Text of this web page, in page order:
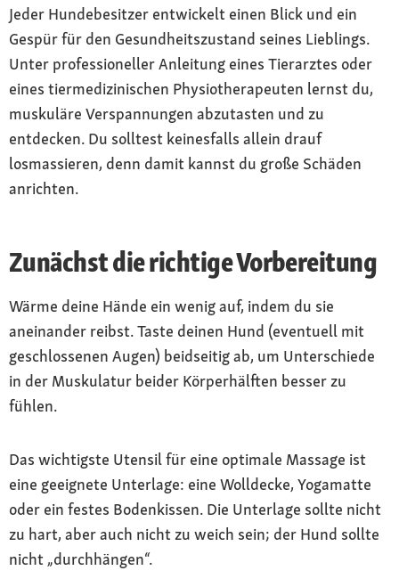
Jeder Hundebesitzer entwickelt einen Blick und ein
Gespür für den Gesundheitszustand seines Lieblings.
Unter professioneller Anleitung eines Tierarztes oder
eines tiermedizinischen Physiotherapeuten lernst du,
muskuläre Verspannungen abzutasten und zu
entdecken. Du solltest keinesfalls allein drauf
losmassieren, denn damit kannst du große Schäden
anrichten.
Zunächst die richtige Vorbereitung
Wärme deine Hände ein wenig auf, indem du sie
aneinander reibst. Taste deinen Hund (eventuell mit
geschlossenen Augen) beidseitig ab, um Unterschiede
in der Muskulatur beider Körperhälften besser zu
fühlen.
Das wichtigste Utensil für eine optimale Massage ist
eine geeignete Unterlage: eine Wolldecke, Yogamatte
oder ein festes Bodenkissen. Die Unterlage sollte nicht
zu hart, aber auch nicht zu weich sein; der Hund sollte
nicht „durchhängen“.